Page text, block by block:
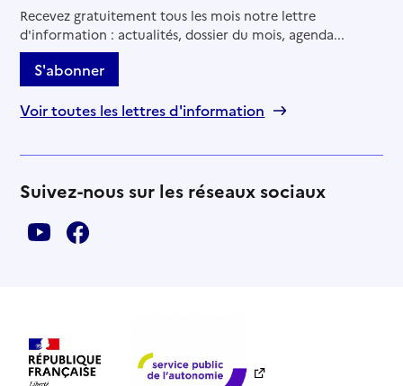
Recevez gratuitement tous les mois notre lettre
d'information : actualités, dossier du mois, agenda...
S'abonner
Voir toutes les lettres d'information
Suivez-nous sur les réseaux sociaux